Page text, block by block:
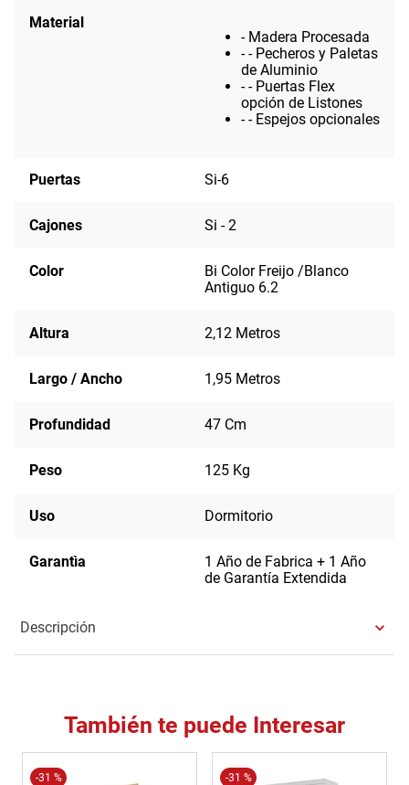
Material
- Madera Procesada
- - Pecheros y Paletas
de Aluminio
- - Puertas Flex
opción de Listones
- - Espejos opcionales
Puertas Si-6
Cajones Si - 2
Color
Bi Color Freijo /Blanco
Antiguo 6.2
Altura 2,12 Metros
Largo / Ancho 1,95 Metros
Profundidad 47 Cm
Peso 125 Kg
Uso Dormitorio
Garantìa
1 Año de Fabrica + 1 Año
de Garantía Extendida
Descripción
También te puede Interesar
-31 % -31 %